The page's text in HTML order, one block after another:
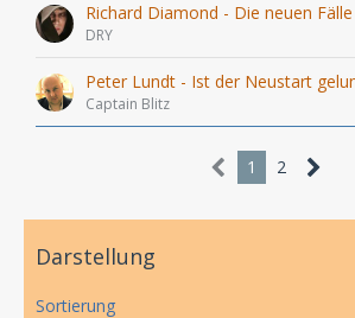
Richard Diamond - Die neuen
DRY
Peter Lundt - Ist der Neustart
Captain Blitz
1 2
Darstellung
Sortierung